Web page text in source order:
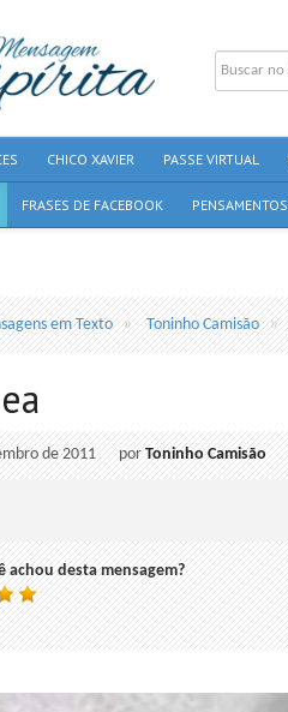
CHICO XAVIER PASSE VIRTUAL
FRASES DE FACEBOOK PENSAMENTOS
em Texto Toninho Camisão
de 2011 porToninho Camisão
achou desta mensagem?